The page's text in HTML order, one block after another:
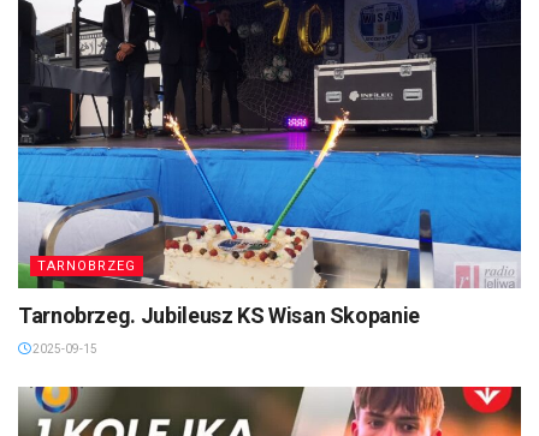
TARNOBRZEG
Tarnobrzeg. Jubileusz KS Wisan Skopanie
2025-09-15